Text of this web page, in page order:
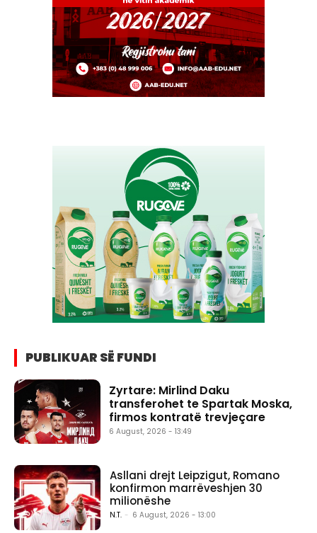
PUBLIKUAR SË FUNDI
Zyrtare: Mirlind Daku
transferohet te Spartak Moska,
firmos kontratë trevjeçare
6 August, 2026 - 13:49
Asllani drejt Leipzigut, Romano
konfirmon marrëveshjen 30
milionëshe
N.T. - 6 August, 2026 - 13:00